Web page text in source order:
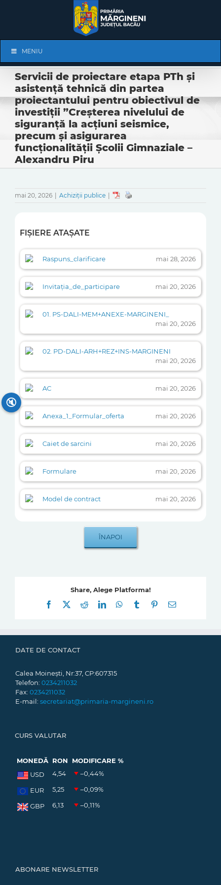
Navigation
MENIU
Servicii de proiectare etapa PTh și
asistență tehnică din partea
proiectantului pentru obiectivul de
investiții ”Creșterea nivelului de
siguranță la acțiuni seismice,
precum și asigurarea
funcționalității Școlii Gimnaziale –
Alexandru Piru
mai 20, 2026 Achiziții publice
FIȘIERE ATAȘATE
Raspuns_clarificare mai 28, 2026
Invitația_de_participare mai 20, 2026
01. PS-DALI-MEM+ANEXE-MARGINENI_
mai 20, 2026
02. PD-DALI-ARH+REZ+INS-MARGINENI
mai 20, 2026
AC mai 20, 2026
Anexa_1_Formular_oferta mai 20, 2026
Caiet de sarcini mai 20, 2026
Formulare mai 20, 2026
Model de contract mai 20, 2026
Share, Alege Platforma!
Facebook
RedditLinkedInWhatsApp
Tumblr Pinterest
E-
DATE DE CONTACT
Calea Moinești, Nr:37, CP:607315
Telefon: 0234211032
Fax: 0234211032
E-mail: secretariat@primaria-margineni.ro
CURS VALUTAR
MONEDĂ RON
MODIFICARE %
USD
4,54 –0,44%
EUR 5,25 –0,09%
GBP 6,13 –0,11%
ABONARE NEWSLETTER
🔇